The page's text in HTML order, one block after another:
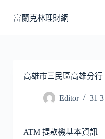
至
富蘭克林理財網
高雄市三民區高雄分行
Editor 31
ATM 提款機基本資訊